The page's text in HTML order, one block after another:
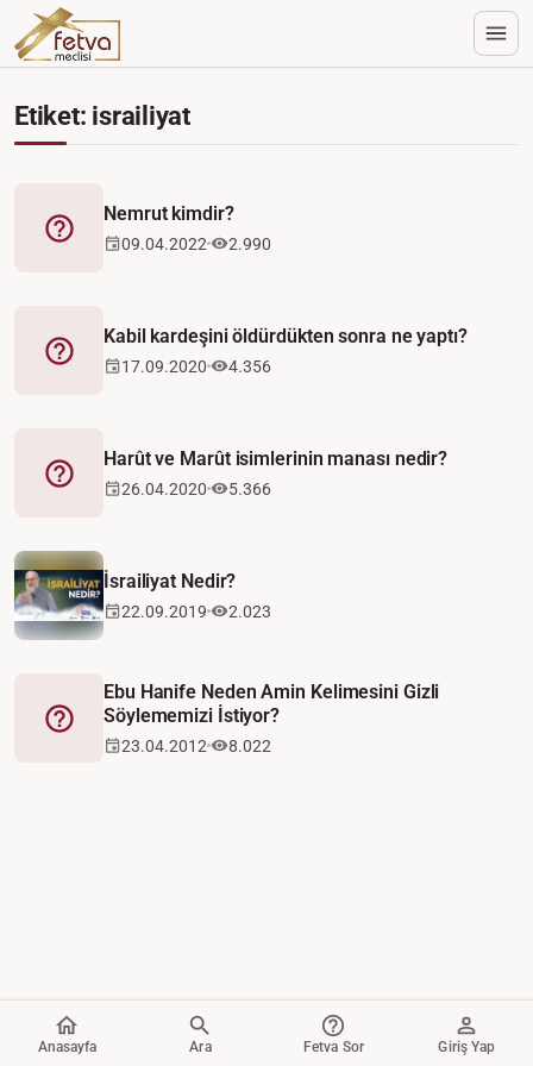
Etiket: israiliyat
Fetva
Nemrut kimdir?
09.04.2022 2.990
Fetva
Kabil kardeşini öldürdükten sonra ne yaptı?
17.09.2020 4.356
Fetva
Harût ve Marût isimlerinin manası nedir?
26.04.2020 5.366
İsrailiyat Nedir?
22.09.2019 2.023
Fetva
Ebu Hanife Neden Amin Kelimesini Gizli
Söylememizi İstiyor?
23.04.2012 8.022
Anasayfa Ara Fetva Sor Giriş Yap